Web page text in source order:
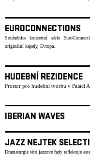
EUROCONNECTIONS
Souřadnice koncertní série
originální kapely, Evropa.
HUDEBNÍ REZIDENCE
Prostor pro hudební tvorbu v Paláci
IBERIAN WAVES
JAZZ NEJTEK
Dramaturgie této jazzové řady reflektuje